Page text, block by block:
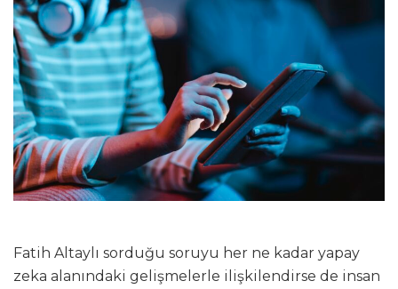
Fatih Altaylı sorduğu soruyu her ne kadar yapay
zeka alanındaki gelişmelerle ilişkilendirse de insan